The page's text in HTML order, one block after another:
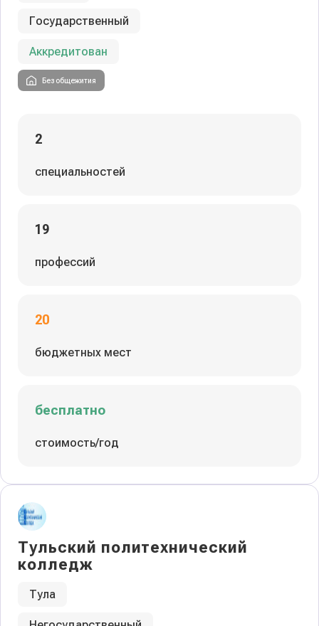
Государственный
Аккредитован
Без общежития
2
специальностей
19
профессий
20
бюджетных мест
бесплатно
стоимость/год
Тульский политехнический
колледж
Тула